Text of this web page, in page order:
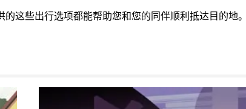
这些出行选项都能帮助您和您的同伴顺利抵达目的地。